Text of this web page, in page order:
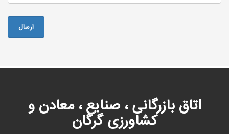
اتاق بازرگانی ، صنایع ، معادن و
کشاورزی گرگان